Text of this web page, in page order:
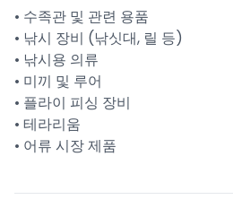
• 수족관 및 관련 용품
• 낚시 장비 (낚싯대, 릴 등)
• 낚시용 의류
• 미끼 및 루어
• 플라이 피싱 장비
• 테라리움
• 어류 시장 제품